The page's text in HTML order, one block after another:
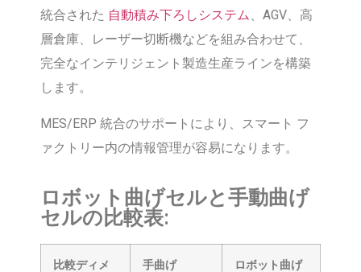
統合された 自動積み下ろしシステム、AGV、高
層倉庫、レーザー切断機などを組み合わせて、
完全なインテリジェント製造生産ラインを構築
します。
MES/ERP 統合のサポートにより、スマート フ
ァクトリー内の情報管理が容易になります。
ロボット曲げセルと手動曲げ
セルの比較表:
比較ディメ
手曲げ
ロボット曲げ